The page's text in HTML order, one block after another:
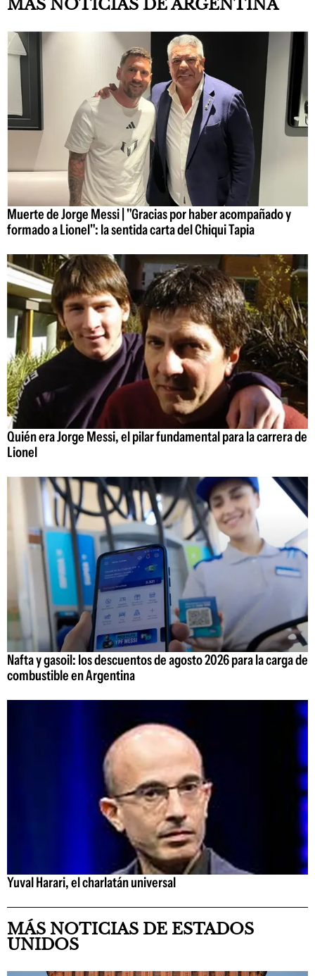
MÁS NOTICIAS DE ARGENTINA
Muerte de Jorge Messi | "Gracias por haber acompañado y
formado a Lionel": la sentida carta del Chiqui Tapia
Quién era Jorge Messi, el pilar fundamental para la carrera de
Lionel
Nafta y gasoil: los descuentos de agosto 2026 para la carga de
combustible en Argentina
Yuval Harari, el charlatán universal
MÁS NOTICIAS DE ESTADOS
UNIDOS